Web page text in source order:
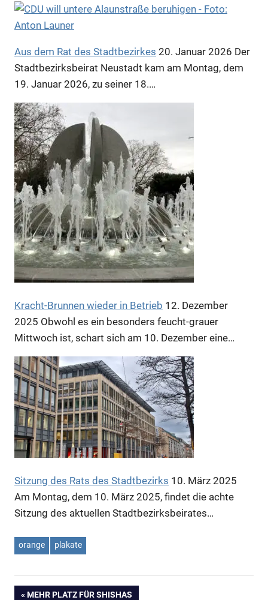
Aus dem Rat des Stadtbezirkes 20. Januar 2026 Der
Stadtbezirksbeirat Neustadt kam am Montag, dem
19. Januar 2026, zu seiner 18.…
Kracht-Brunnen wieder in Betrieb 12. Dezember
2025 Obwohl es ein besonders feucht-grauer
Mittwoch ist, schart sich am 10. Dezember eine…
Sitzung des Rats des Stadtbezirks 10. März 2025
Am Montag, dem 10. März 2025, findet die achte
Sitzung des aktuellen Stadtbezirksbeirates…
orange plakate
VORHERIGER
MEHR PLATZ FÜR SHISHAS